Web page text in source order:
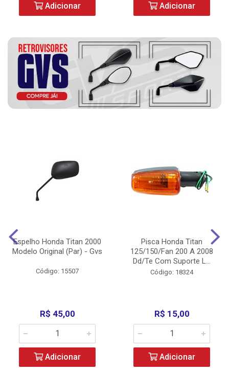
Adicionar Adicionar
Espelho Honda Titan 2000
Modelo Original (Par) - Gvs
Código: 15507
R$ 45,00
Adicionar
Pisca Honda Titan
125/150/Fan 200 A 2008
Dd/Te Com Suporte L...
Código: 18324
R$ 15,00
Adicionar